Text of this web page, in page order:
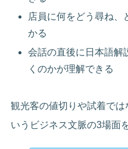
店員に何をどう尋ね、
かる
会話の直後に日本語解
くのかが理解できる
観光客の値切りや試着で
いうビジネス文脈の3場面